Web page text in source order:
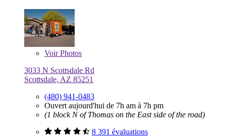
VoirPhotos
3033 N Scottsdale Rd
Scottsdale, AZ 85251
(480) 941-0483
Ouvert aujourd'hui de 7h am à 7h pm
(1 block N of Thomas on the East side of the road)
8 391 évaluations